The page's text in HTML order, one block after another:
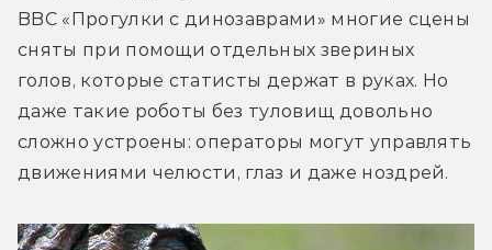
BBC «Прогулки с динозаврами» многие сцены
сняты при помощи отдельных звериных
голов, которые статисты держат в руках. Но
даже такие роботы без туловищ довольно
сложно устроены: операторы могут управлять
движениями челюсти, глаз и даже ноздрей.